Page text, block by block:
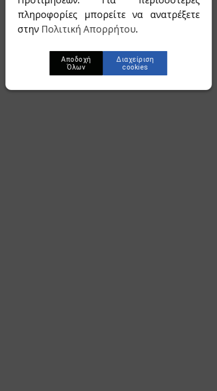
πληροφορίες μπορείτε να ανατρέξετε
στην Πολιτική Απορρήτου.
Αποδοχή
Όλων
Διαχείριση
cookies